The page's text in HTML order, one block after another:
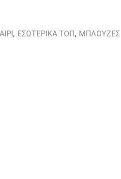
, ΕΣΩΤΕΡΙΚΑ ΤΟΠ, ΜΠΛΟΥΖΕΣ